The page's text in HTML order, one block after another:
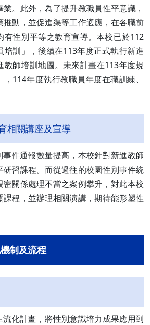
。此外，為了提升教職員性平意識，
推動，並促進渠等工作適應，在各職前
有性別平等之教育宣導。本校已於112
培訓」，後續在113年度正式執行新進
教師培訓地圖。未來計畫在113年度規
114年度執行教職員年度在職訓練、
相關講座及宣導
件通報數量提高，本校針對新進教師
習課程。而從過往的校園性別事件統
關係處理不當之案例攀升，對此本校
課程，並辦理相關演講，期待能形塑性
制及流程
化計畫，將性別意識培力成果應用到